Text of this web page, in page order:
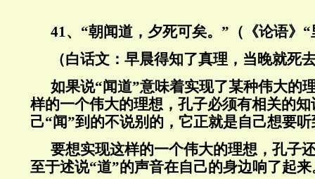
41、“朝闻道，夕死可矣。”（《论语》
（白话文：早晨得知了真理，当晚就死
如果说“闻道”意味着实现了某种伟大的
样的一个伟大的理想，孔子必须有相关的
己“闻”到的不说别的，它正就是自己想要
要想实现这样的一个伟大的理想，孔子
至于述说“道”的声音在自己的身边响了起来